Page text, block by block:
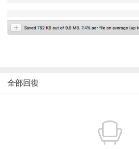
全部回復